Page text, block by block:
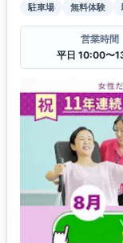
駐車場 無料体験
営業時間
平日 10:00〜